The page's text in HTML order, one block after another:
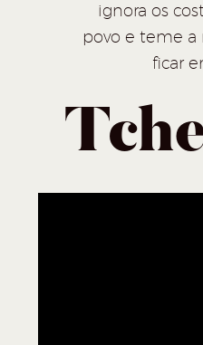
ignora os
povo e teme a
ficar